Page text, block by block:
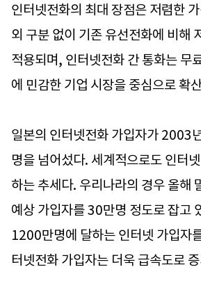
인터넷전화의 최대 장점은 저렴한
외 구분 없이 기존 유선전화에 비해
적용되며, 인터넷전화 간 통화는 무
에 민감한 기업 시장을 중심으로 확
일본의 인터넷전화 가입자가 2003
명을 넘어섰다. 세계적으로도 인터
하는 추세다. 우리나라의 경우 올해
예상 가입자를 30만명 정도로 잡고
1200만명에 달하는 인터넷 가입자
터넷전화 가입자는 더욱 급속도로